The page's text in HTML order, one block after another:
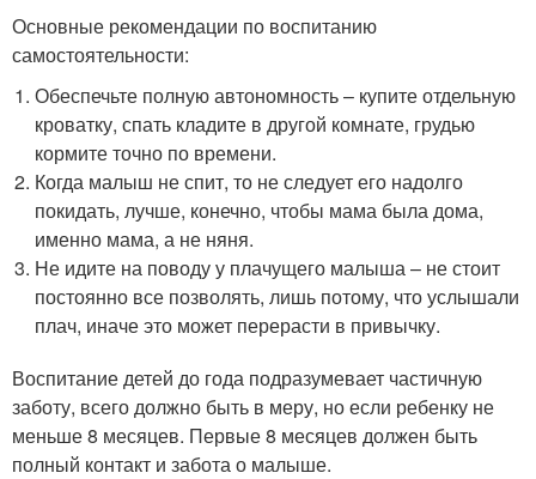
Основные рекомендации по воспитанию
самостоятельности:
Обеспечьте полную автономность – купите отдельную
кроватку, спать кладите в другой комнате, грудью
кормите точно по времени.
Когда малыш не спит, то не следует его надолго
покидать, лучше, конечно, чтобы мама была дома,
именно мама, а не няня.
Не идите на поводу у плачущего малыша – не стоит
постоянно все позволять, лишь потому, что услышали
плач, иначе это может перерасти в привычку.
Воспитание детей до года подразумевает частичную
заботу, всего должно быть в меру, но если ребенку не
меньше 8 месяцев. Первые 8 месяцев должен быть
полный контакт и забота о малыше.